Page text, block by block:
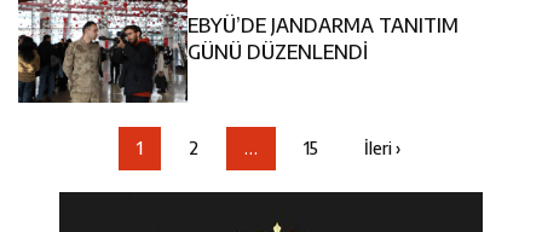
EBYÜ’DE JANDARMA TANITIM
GÜNÜ DÜZENLENDİ
1 2 … 15 İleri ›